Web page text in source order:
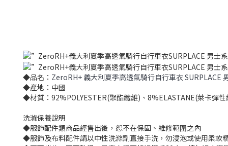
◆品名： ZeroRH+ 義大利夏季高透氣騎行自行車衣 SURPLACE
◆產地：中國
◆材質：92%POLYESTER(聚酯纖維)、8%ELASTANE(萊卡彈性
洗滌保養說明
◆服飾配件類商品經售出後，恕不在保固、維修範圍之內
◆服飾及布料配件請以中性洗滌劑直接手洗，勿浸泡或使用柔軟